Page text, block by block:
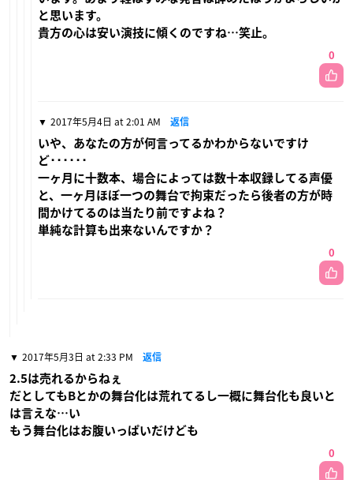
と思います。
貴方の心は安い演技に傾くのですね…笑止。
0
2017年5月4日 at 2:01 AM 返信
いや、あなたの方が何言ってるかわからないですけ
ど･･････
一ヶ月に十数本、場合によっては数十本収録してる声優
と、一ヶ月ほぼ一つの舞台で拘束だったら後者の方が時
間かけてるのは当たり前ですよね？
単純な計算も出来ないんですか？
0
2017年5月3日 at 2:33 PM 返信
2.5は売れるからねぇ
だとしてもBとかの舞台化は荒れてるし一概に舞台化も良いと
は言えな…い
もう舞台化はお腹いっぱいだけども
0